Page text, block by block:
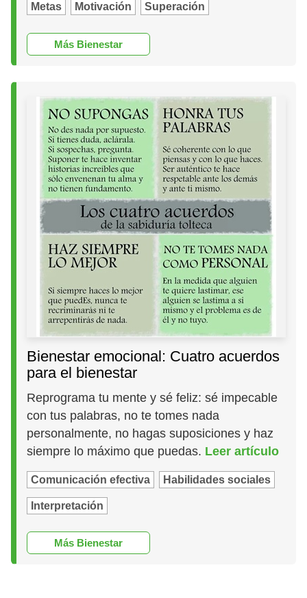
Metas Motivación Superación
Más Bienestar
Bienestar emocional: Cuatro acuerdos
para el bienestar
Reprograma tu mente y sé feliz: sé impecable
con tus palabras, no te tomes nada
personalmente, no hagas suposiciones y haz
siempre lo máximo que puedas. Leer artículo
Comunicación efectiva Habilidades sociales
Interpretación
Más Bienestar